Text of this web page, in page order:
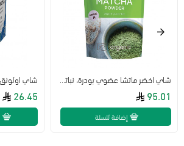
95.01
إضافة للسلة
26.45